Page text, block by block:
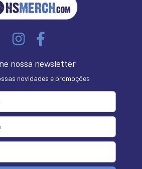
nossa newsletter
novidades e promoções